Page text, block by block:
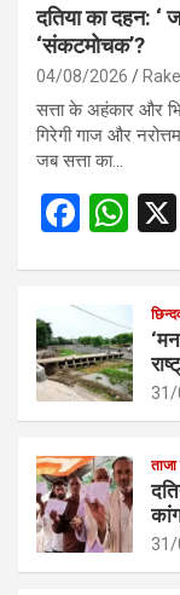
दतिया का दहन: ‘
‘संकटमोचक’?
04/08/2026
सत्ता के अहंकार और
गिरेगी गाज और
जब सत्ता का…
F
b
o
o
k
W
s
A
p
p